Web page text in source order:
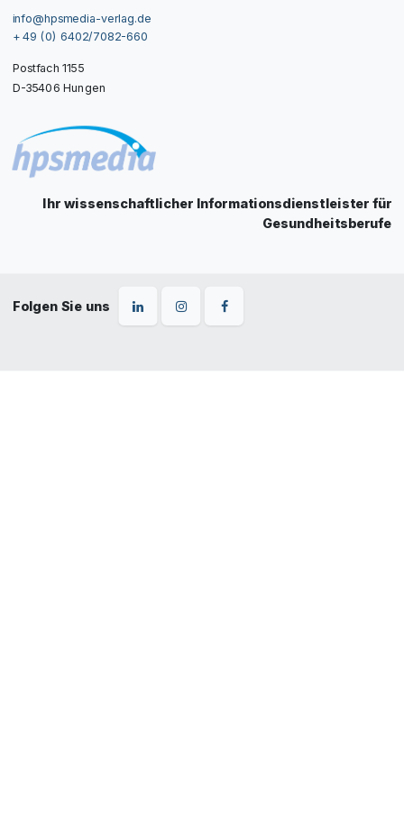
info@hpsmedia-verlag.de
+ 49 (0) 6402/7082-660
Postfach 1155
D-35406 Hungen
Ihr wissenschaftlicher Informationsdienstleister für
Gesundheitsberufe
Folgen Sie uns